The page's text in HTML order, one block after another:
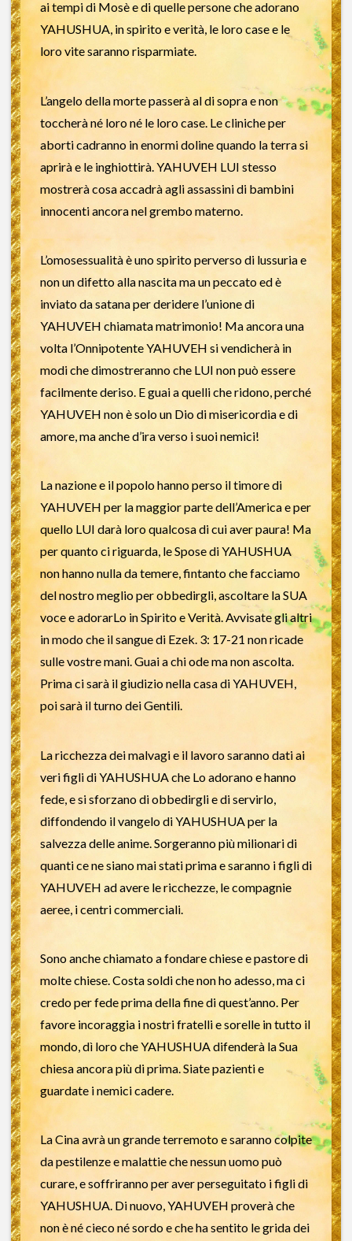
ai tempi di Mosè e di quelle persone che adorano
YAHUSHUA, in spirito e verità, le loro case e le
loro vite saranno risparmiate.
L’angelo della morte passerà al di sopra e non
toccherà né loro né le loro case. Le cliniche per
aborti cadranno in enormi doline quando la terra si
aprirà e le inghiottirà. YAHUVEH LUI stesso
mostrerà cosa accadrà agli assassini di bambini
innocenti ancora nel grembo materno.
L’omosessualità è uno spirito perverso di lussuria e
non un difetto alla nascita ma un peccato ed è
inviato da satana per deridere l’unione di
YAHUVEH chiamata matrimonio! Ma ancora una
volta l’Onnipotente YAHUVEH si vendicherà in
modi che dimostreranno che LUI non può essere
facilmente deriso. E guai a quelli che ridono, perché
YAHUVEH non è solo un Dio di misericordia e di
amore, ma anche d’ira verso i suoi nemici!
La nazione e il popolo hanno perso il timore di
YAHUVEH per la maggior parte dell’America e per
quello LUI darà loro qualcosa di cui aver paura! Ma
per quanto ci riguarda, le Spose di YAHUSHUA
non hanno nulla da temere, fintanto che facciamo
del nostro meglio per obbedirgli, ascoltare la SUA
voce e adorarLo in Spirito e Verità. Avvisate gli altri
in modo che il sangue di Ezek. 3: 17-21 non ricade
sulle vostre mani. Guai a chi ode ma non ascolta.
Prima ci sarà il giudizio nella casa di YAHUVEH,
poi sarà il turno dei Gentili.
La ricchezza dei malvagi e il lavoro saranno dati ai
veri figli di YAHUSHUA che Lo adorano e hanno
fede, e si sforzano di obbedirgli e di servirlo,
diffondendo il vangelo di YAHUSHUA per la
salvezza delle anime. Sorgeranno più milionari di
quanti ce ne siano mai stati prima e saranno i figli di
YAHUVEH ad avere le ricchezze, le compagnie
aeree, i centri commerciali.
Sono anche chiamato a fondare chiese e pastore di
molte chiese. Costa soldi che non ho adesso, ma ci
credo per fede prima della fine di quest’anno. Per
favore incoraggia i nostri fratelli e sorelle in tutto il
mondo, dì loro che YAHUSHUA difenderà la Sua
chiesa ancora più di prima. Siate pazienti e
guardate i nemici cadere.
La Cina avrà un grande terremoto e saranno colpite
da pestilenze e malattie che nessun uomo può
curare, e soffriranno per aver perseguitato i figli di
YAHUSHUA. Di nuovo, YAHUVEH proverà che
non è né cieco né sordo e che ha sentito le grida dei